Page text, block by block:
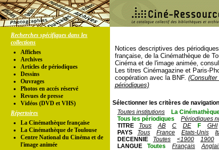
Recherches spécifiques dans les
collections
Affiches
Archives
Articles de périodiques
Dessins
Ouvrages
Photos en accés réservé
Revues de presse
Vidéos (DVD et VHS)
Répertoires
La Cinémathèque française
La Cinémathèque de Toulouse
Centre National du Cinéma et de
l'image animée
Notices descriptives des
française, de la Cinémathèque de
Cinéma et de l'image animée,
Les titres Cinémagazine et Paris-
coopération avec la BNF.
périodiques)
Sélectionner les critères de
Toutes institutions
La
Tous les périodiques
Périodiques
TITRE
Tous AB C DE F
GHI
PAYS
Tous France Etats-Unis
DECENNIE
Toutes <1900
1900
LANGUE
Toutes Français